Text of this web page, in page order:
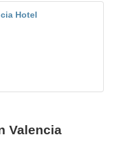
Hotel
Valencia